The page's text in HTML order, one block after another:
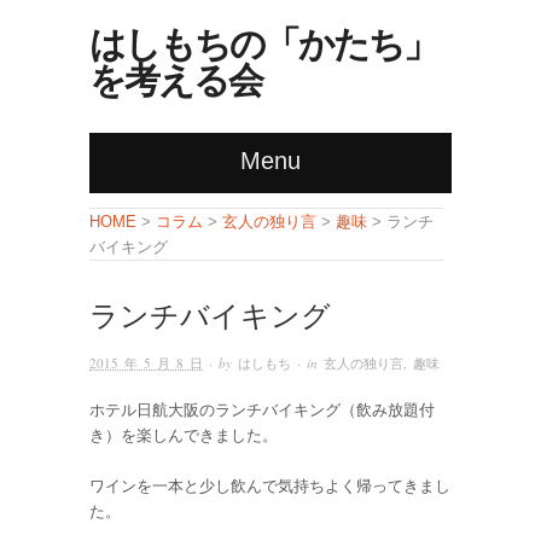
はしもちの「かたち」
を考える会
Menu
HOME > コラム > 玄人の独り言 > 趣味 > ランチ
バイキング
ランチバイキング
2015 年 5 月 8 日 · by はしもち · in 玄人の独り言, 趣味
ホテル日航大阪のランチバイキング（飲み放題付
き）を楽しんできました。
ワインを一本と少し飲んで気持ちよく帰ってきまし
た。